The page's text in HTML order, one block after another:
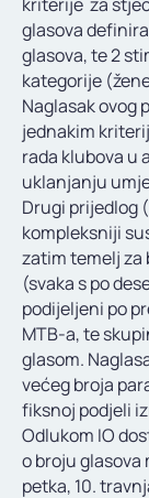
glasova
glasova, te 2
kategorije
Naglasak ovog
jednakim
rada klubova u
uklanjanju
Drugi prijedlog
kompleksniji
zatim temelj za
(svaka s po
podijeljeni po
MTB-a, te
glasom.
većeg broja
fiksnoj podjeli
Odlukom IO
o broju glasova
petka, 10.